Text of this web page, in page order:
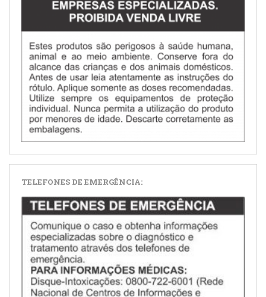
TELEFONES DE EMERGÊNCIA: